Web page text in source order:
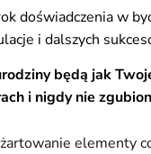
doświadczenia w
i dalszych
będą jak
i nigdy nie
elementy